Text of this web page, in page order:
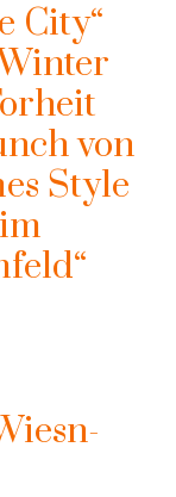
City“
von
Style